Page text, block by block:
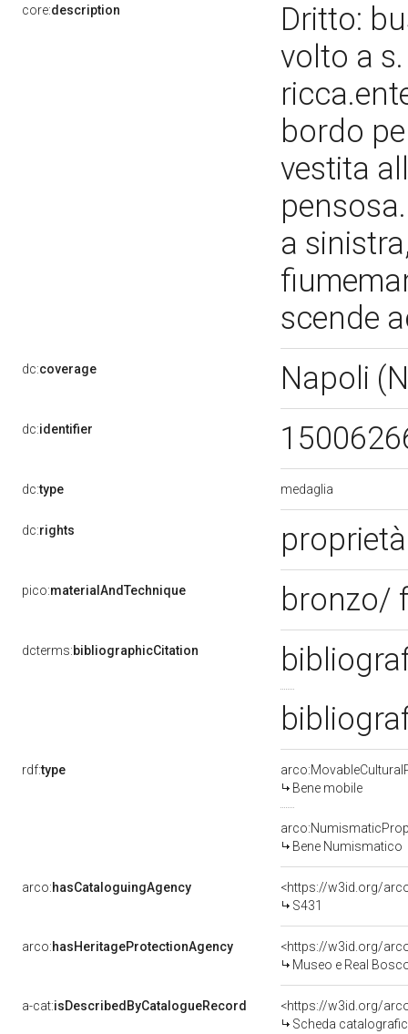
core:description
Dritto:
volto a
bordo
vestita
a
scende
dc:coverage Napoli
dc:identifier
dc:type medaglia
dc:rights
pico:materialAndTechnique bronzo/
dcterms:bibliographicCitation
rdf:type
Bene mobile
Bene Numismatico
arco:hasCataloguingAgency
<https://w3id.org/
S431
arco:hasHeritageProtectionAgency
<https://w3id.org/
Museo e Real
a-cat:isDescribedByCatalogueRecord
<https://w3id.org/
Scheda